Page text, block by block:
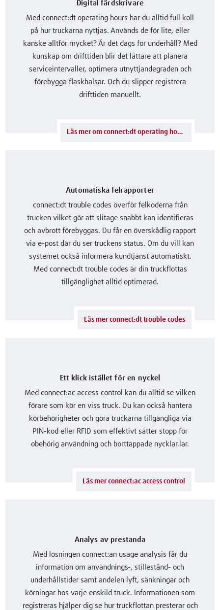
Digital färdskrivare
Med connect:dt operating hours har du alltid full koll
på hur truckarna nyttjas. Används de för lite, eller
kanske alltför mycket? Är det dags för underhåll? Med
kunskap om drifttiden blir det lättare att planera
serviceintervaller, optimera utnyttjandegraden och
förebygga flaskhalsar. Och du slipper registrera
drifttiden manuellt.
Läs mer om connect:dt operating hours
Automatiska felrapporter
connect:dt trouble codes överför felkoderna från
trucken vilket gör att slitage snabbt kan identifieras
och avbrott förebyggas. Du får en överskådlig rapport
via e-post där du ser truckens status. Om du vill kan
systemet också informera kundtjänst automatiskt.
Med connect:dt trouble codes är din truckflottas
tillgänglighet alltid optimerad.
Läs mer connect:dt trouble codes
Ett klick istället för en nyckel
Med connect:ac access control kan du alltid se vilken
förare som kör en viss truck. Du kan också hantera
körbehörigheter och göra truckarna tillgängliga via
PIN-kod eller RFID som effektivt sätter stopp för
obehörig användning och borttappade nycklar.lar.
Läs mer connect:ac access control
Analys av prestanda
Med lösningen connect:an usage analysis får du
information om användnings-, stillestånd- och
underhållstider samt andelen lyft, sänkningar och
körningar hos varje enskild truck. Informationen som
registreras hjälper dig se hur truckflottan presterar och